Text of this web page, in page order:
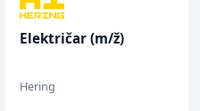
Električar (m/ž)
Hering